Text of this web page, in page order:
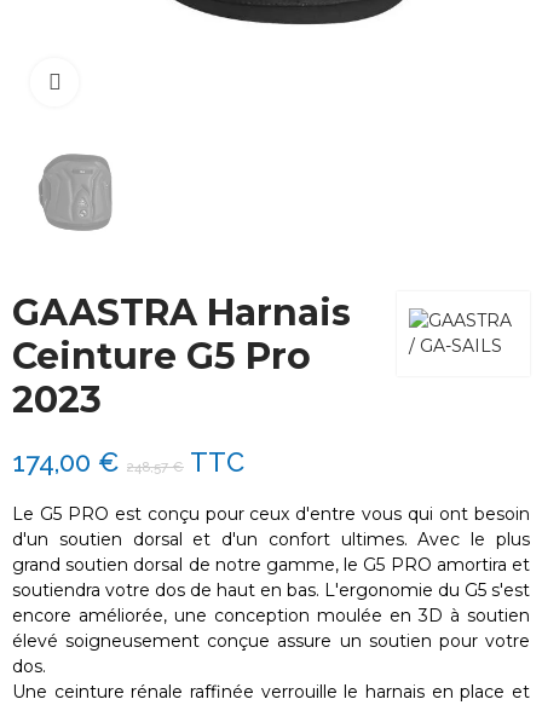
GAASTRA Harnais
Ceinture G5 Pro
2023
174,00 € 248,57 € TTC
Le G5 PRO est conçu pour ceux d'entre vous qui ont besoin
d'un soutien dorsal et d'un confort ultimes.Avec le plus
grand soutien dorsal de notre gamme, le G5 PRO amortira et
soutiendra votre dos de haut en bas. L'ergonomie du G5 s'est
encore améliorée, une conception moulée en 3D à soutien
élevé soigneusement conçue assure un soutien pour votre
dos.
Une ceinture rénale raffinée verrouille le harnais en place et